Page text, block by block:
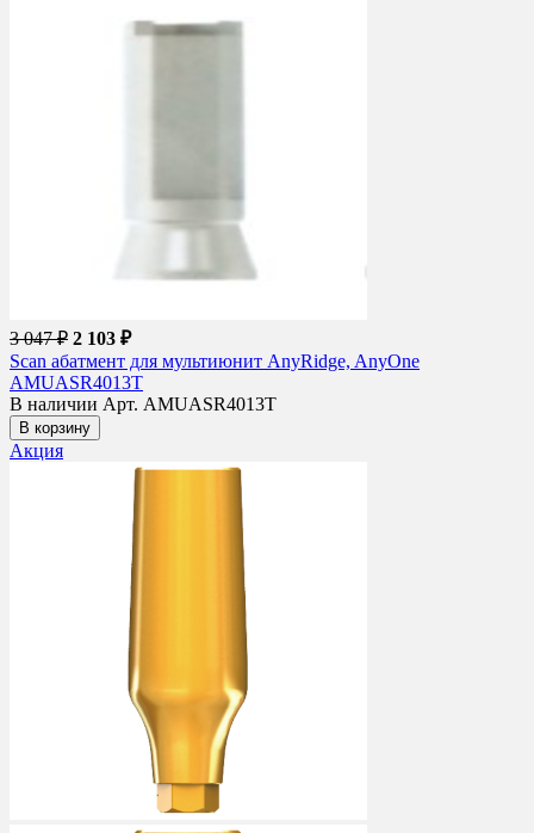
3 047 ₽ 2 103 ₽
Scan абатмент для мультиюнит AnyRidge, AnyOne
AMUASR4013T
В наличии Арт. AMUASR4013T
В корзину
Акция